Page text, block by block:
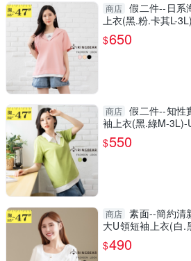
商店 假二件--日系
上衣(黑.粉.卡其L-
$650
商店 假二件--知性
袖上衣(黑.綠M-
$550
商店 素面--簡約清
大U領短袖上衣(白.
碼
$490